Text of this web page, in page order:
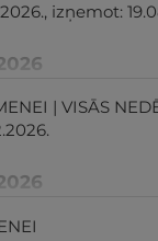
izņemot:
| VISĀS